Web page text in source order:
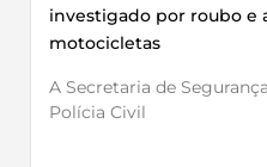
investigado por roubo e
motocicletas
A Secretaria de
Polícia Civil